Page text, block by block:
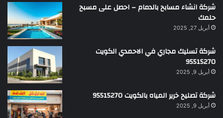
شركة انشاء مسابح بالدمام – احصل على مسبح
حلمك
أبريل 27, 2025
شركة تسليك مجاري في الاحمدي الكويت
95515270
أبريل 9, 2025
شركة تصليح خرير المياه بالكويت 95515270
أبريل 9, 2025